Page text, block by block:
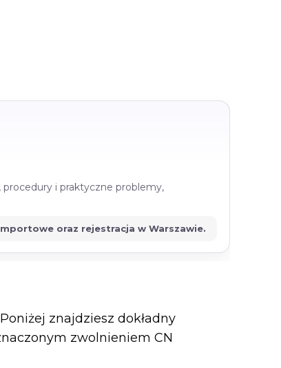
znajdziesz dokładny
zwolnieniem CN
procedury i praktyczne problemy,
oraz rejestracja w Warszawie.